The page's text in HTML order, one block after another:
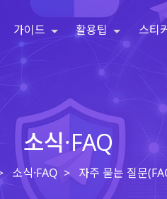
가이드 활용팁 스티
소식·FAQ
소식·FAQ 자주 묻는 질문